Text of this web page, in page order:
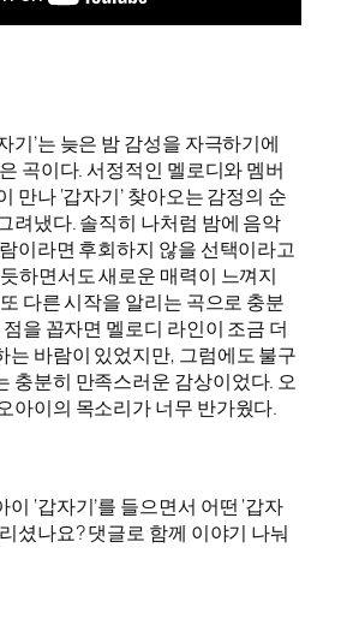
기’는 늦은 밤 감성을 자극하기에
곡이다. 서정적인 멜로디와 멤버
만나 ‘갑자기’ 찾아오는 감정의 순
려냈다. 솔직히 나처럼 밤에 음악
이라면 후회하지 않을 선택이라고
하면서도 새로운 매력이 느껴지
다른 시작을 알리는 곡으로 충분
을 꼽자면 멜로디 라인이 조금 더
는 바람이 있었지만, 그럼에도 불구
충분히 만족스러운 감상이었다. 오
아이의 목소리가 너무 반가웠다.
‘갑자기’를 들으면서 어떤 ‘갑자
셨나요? 댓글로 함께 이야기 나눠